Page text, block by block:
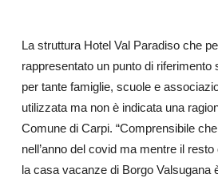
La struttura Hotel Val Paradiso che
rappresentato un punto di riferimento
per tante famiglie, scuole e
utilizzata ma non è indicata una
Comune di Carpi. “Comprensibile
nell’anno del covid ma mentre il
la casa vacanze di Borgo Valsugana